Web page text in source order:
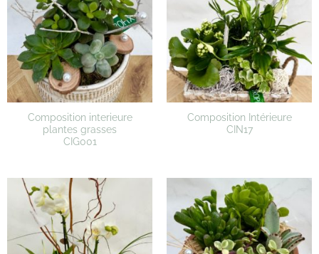
Composition interieure
plantes grasses
CIG001
Composition Intérieure
CIN17